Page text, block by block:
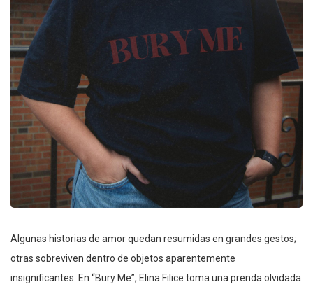
Algunas historias de amor quedan resumidas en grandes gestos;
otras sobreviven dentro de objetos aparentemente
insignificantes. En “Bury Me”, Elina Filice toma una prenda olvidada